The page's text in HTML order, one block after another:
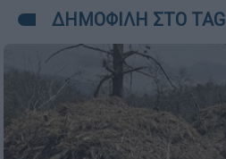
ΔΗΜΟΦΙΛΗ ΣΤΟ TAG